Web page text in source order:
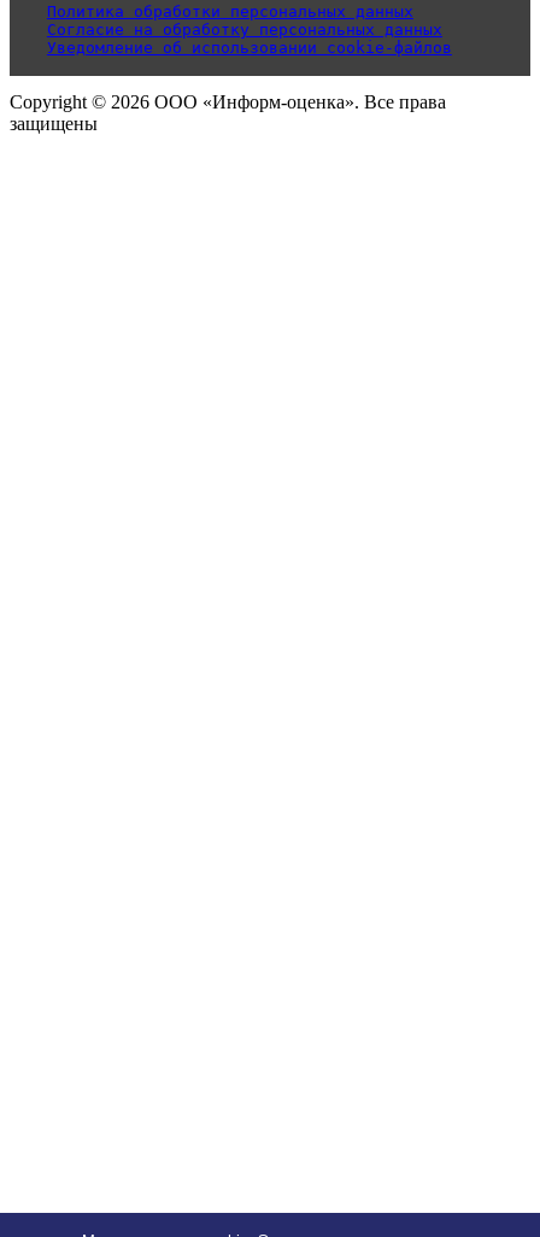
Политика обработки персональных данных
Согласие на обработку персональных данных
Уведомление об использовании cookie-файлов
Copyright © 2026 ООО «Информ-оценка». Все права
защищены